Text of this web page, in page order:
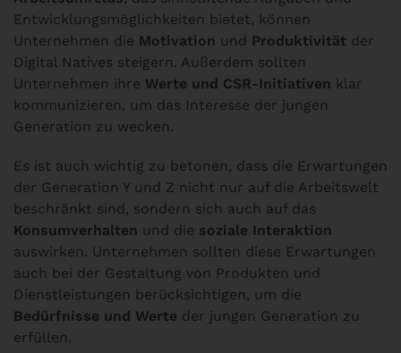
Entwicklungsmöglichkeiten bietet, können
Unternehmen die Motivation und Produktivität der
Digital Natives steigern. Außerdem sollten
Unternehmen ihre Werte und CSR-Initiativen klar
kommunizieren, um das Interesse der jungen
Generation zu wecken.
Es ist auch wichtig zu betonen, dass die Erwartungen
der Generation Y und Z nicht nur auf die Arbeitswelt
beschränkt sind, sondern sich auch auf das
Konsumverhalten und die soziale Interaktion
auswirken. Unternehmen sollten diese Erwartungen
auch bei der Gestaltung von Produkten und
Dienstleistungen berücksichtigen, um die
Bedürfnisse und Werte der jungen Generation zu
erfüllen.